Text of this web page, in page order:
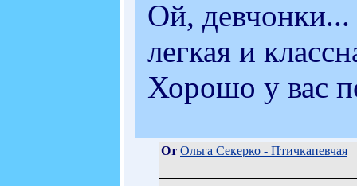
Ой,
легкая и
Хорошо у вас
От Ольга Секерко - Птичкапевчая